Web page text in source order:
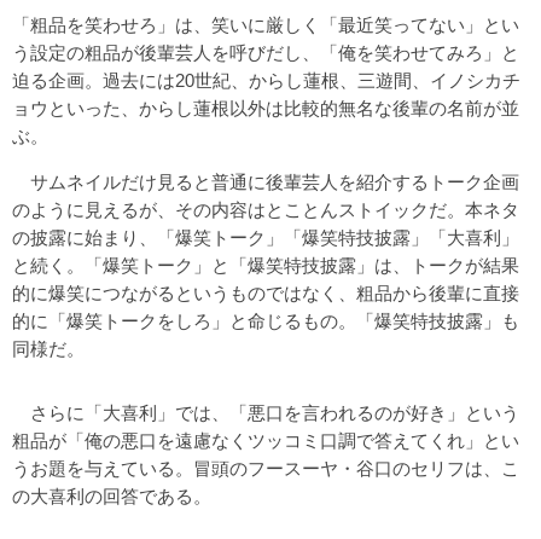
「粗品を笑わせろ」は、笑いに厳しく「最近笑ってない」とい
う設定の粗品が後輩芸人を呼びだし、「俺を笑わせてみろ」と
迫る企画。過去には20世紀、からし蓮根、三遊間、イノシカチ
ョウといった、からし蓮根以外は比較的無名な後輩の名前が並
ぶ。
サムネイルだけ見ると普通に後輩芸人を紹介するトーク企画
のように見えるが、その内容はとことんストイックだ。本ネタ
の披露に始まり、「爆笑トーク」「爆笑特技披露」「大喜利」
と続く。「爆笑トーク」と「爆笑特技披露」は、トークが結果
的に爆笑につながるというものではなく、粗品から後輩に直接
的に「爆笑トークをしろ」と命じるもの。「爆笑特技披露」も
同様だ。
さらに「大喜利」では、「悪口を言われるのが好き」という
粗品が「俺の悪口を遠慮なくツッコミ口調で答えてくれ」とい
うお題を与えている。冒頭のフースーヤ・谷口のセリフは、こ
の大喜利の回答である。